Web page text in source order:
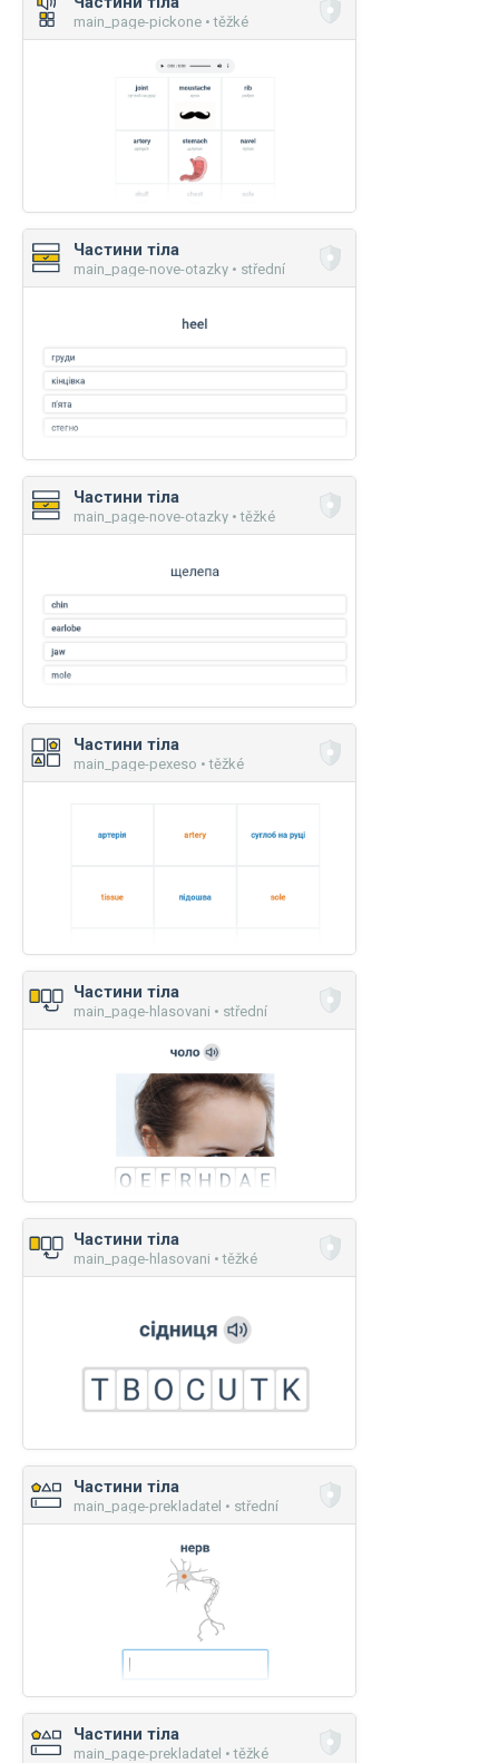
main_page-pickone • těžké
Частини тіла
main_page-nove-otazky • střední
Частини тіла
main_page-nove-otazky • těžké
Частини тіла
main_page-pexeso • těžké
Частини тіла
main_page-hlasovani • střední
Частини тіла
main_page-hlasovani • těžké
Частини тіла
main_page-prekladatel • střední
Частини тіла
main_page-prekladatel • těžké